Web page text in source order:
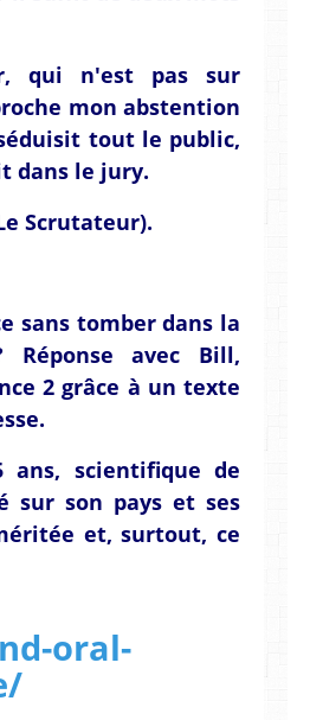
qui n'est pas sur
mon abstention
tout le public,
dans le jury.
Scrutateur).
sans tomber dans la
avec Bill,
2 grâce à un texte
ans, scientifique de
sur son pays et ses
et, surtout, ce
oral-